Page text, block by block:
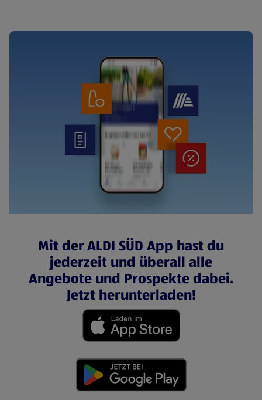
Mit der ALDI SÜD App hast du
jederzeit und überall alle
Angebote und Prospekte dabei.
Jetzt herunterladen!